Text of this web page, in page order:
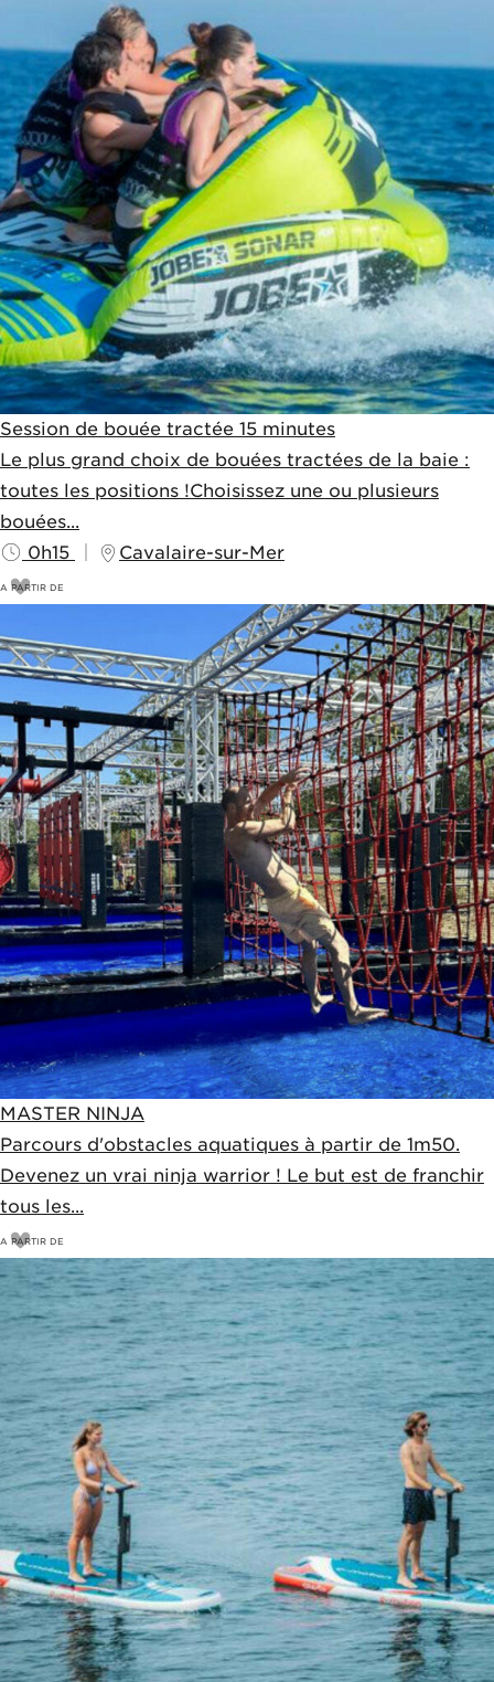
Session de bouée tractée 15 minutes
Le plus grand choix de bouées tractées de la baie :
toutes les positions !Choisissez une ou plusieurs
bouées...
0h15
Cavalaire-sur-Mer
A PARTIR DE
20€
MASTER NINJA
Parcours d'obstacles aquatiques à partir de 1m50.
Devenez un vrai ninja warrior ! Le but est de franchir
tous les...
A PARTIR DE
18
€
20€